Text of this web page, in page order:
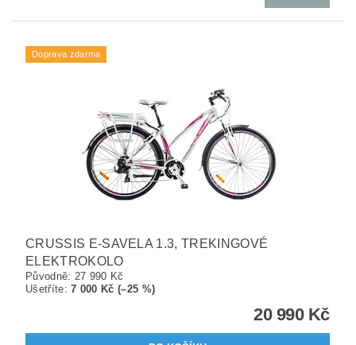
Doprava zdarma
CRUSSIS E-SAVELA 1.3, TREKINGOVÉ
ELEKTROKOLO
Původně: 27 990 Kč
Ušetříte:7 000 Kč (–25 %)
20 990 Kč